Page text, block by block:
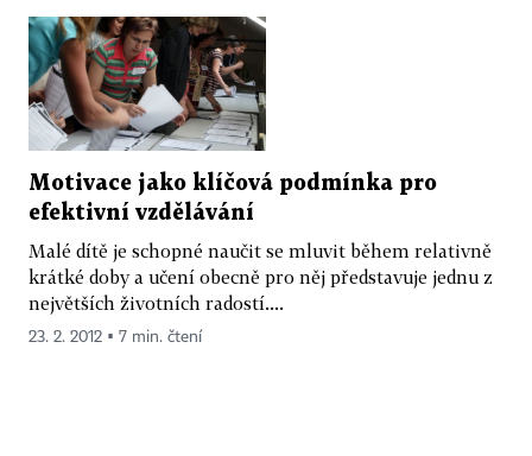
Motivace jako klíčová podmínka pro
efektivní vzdělávání
Malé dítě je schopné naučit se mluvit během relativně
krátké doby a učení obecně pro něj představuje jednu z
největších životních radostí....
23. 2. 2012 ▪ 7 min. čtení